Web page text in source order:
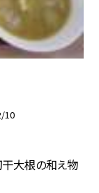
10
大根の和え物